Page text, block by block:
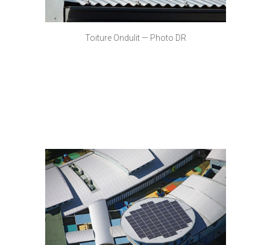
Toiture Ondulit — Photo DR